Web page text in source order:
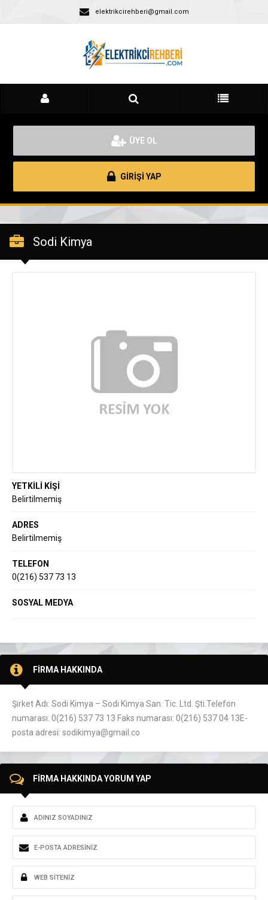
elektrikcirehberi@gmail.com
ÜYE OL
GİRİŞİ YAP
Sodi Kimya
YETKİLİ KİŞİ
Belirtilmemiş
ADRES
Belirtilmemiş
TELEFON
0(216) 537 73 13
SOSYAL MEDYA
FİRMA HAKKINDA
Şirket Adı: Sodi Kimya – Sodi Kimya San. Tic. Ltd. Şti.Telefon
numarası: 0(216) 537 73 13 Faks numarası: 0(216) 537 04 13E-
posta adresi: sodikimya@gmail.co
FİRMA HAKKINDA YORUM YAP